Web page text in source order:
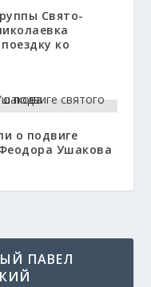
Свято-
ко
о подвиге
Ушакова
ПАВЕЛ